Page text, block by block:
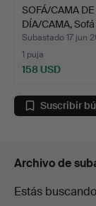
SOFÁ/CAMA DE
DÍA/CAMA,
los añ…
Subastado 17 jun
1 puja
158 USD
Suscribir
Archivo de
Estás